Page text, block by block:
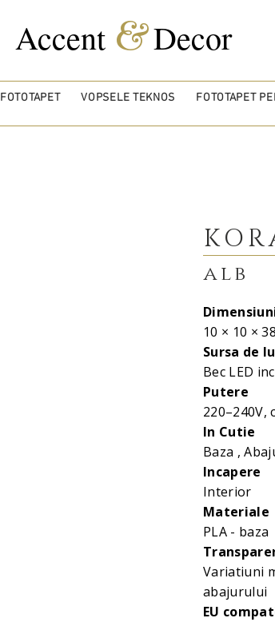
Accent &Decor
FOTOTAPET VOPSELE TEKNOS FOTOTAPET
alb
10 × 10 ×
Sursa de
Bec LED
Putere
In Cutie
Baza ,
Incapere
Interior
Materiale
PLA -
Variatiuni
abajurului
EU